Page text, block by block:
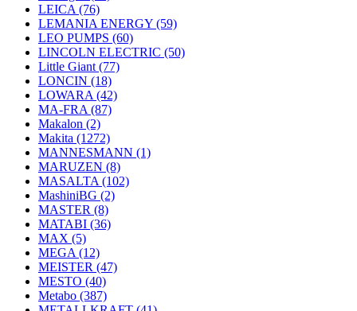
LEICA (76)
LEMANIA ENERGY (59)
LEO PUMPS (60)
LINCOLN ELECTRIC (50)
Little Giant (77)
LONCIN (18)
LOWARA (42)
MA-FRA (87)
Makalon (2)
Makita (1272)
MANNESMANN (1)
MARUZEN (8)
MASALTA (102)
MashiniBG (2)
MASTER (8)
MATABI (36)
MAX (5)
MEGA (12)
MEISTER (47)
MESTO (40)
Metabo (387)